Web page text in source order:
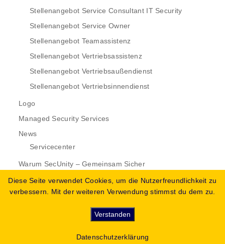
Stellenangebot Service Consultant IT Security
Stellenangebot Service Owner
Stellenangebot Teamassistenz
Stellenangebot Vertriebsassistenz
Stellenangebot Vertriebsaußendienst
Stellenangebot Vertriebsinnendienst
Logo
Managed Security Services
News
Servicecenter
Warum SecUnity – Gemeinsam Sicher
Telefon: +49 (0) 3221 223 9172
Diese Seite verwendet Cookies, um die Nutzerfreundlichkeit zu
verbessern. Mit der weiteren Verwendung stimmst du dem zu.
Verstanden
Datenschutzerklärung